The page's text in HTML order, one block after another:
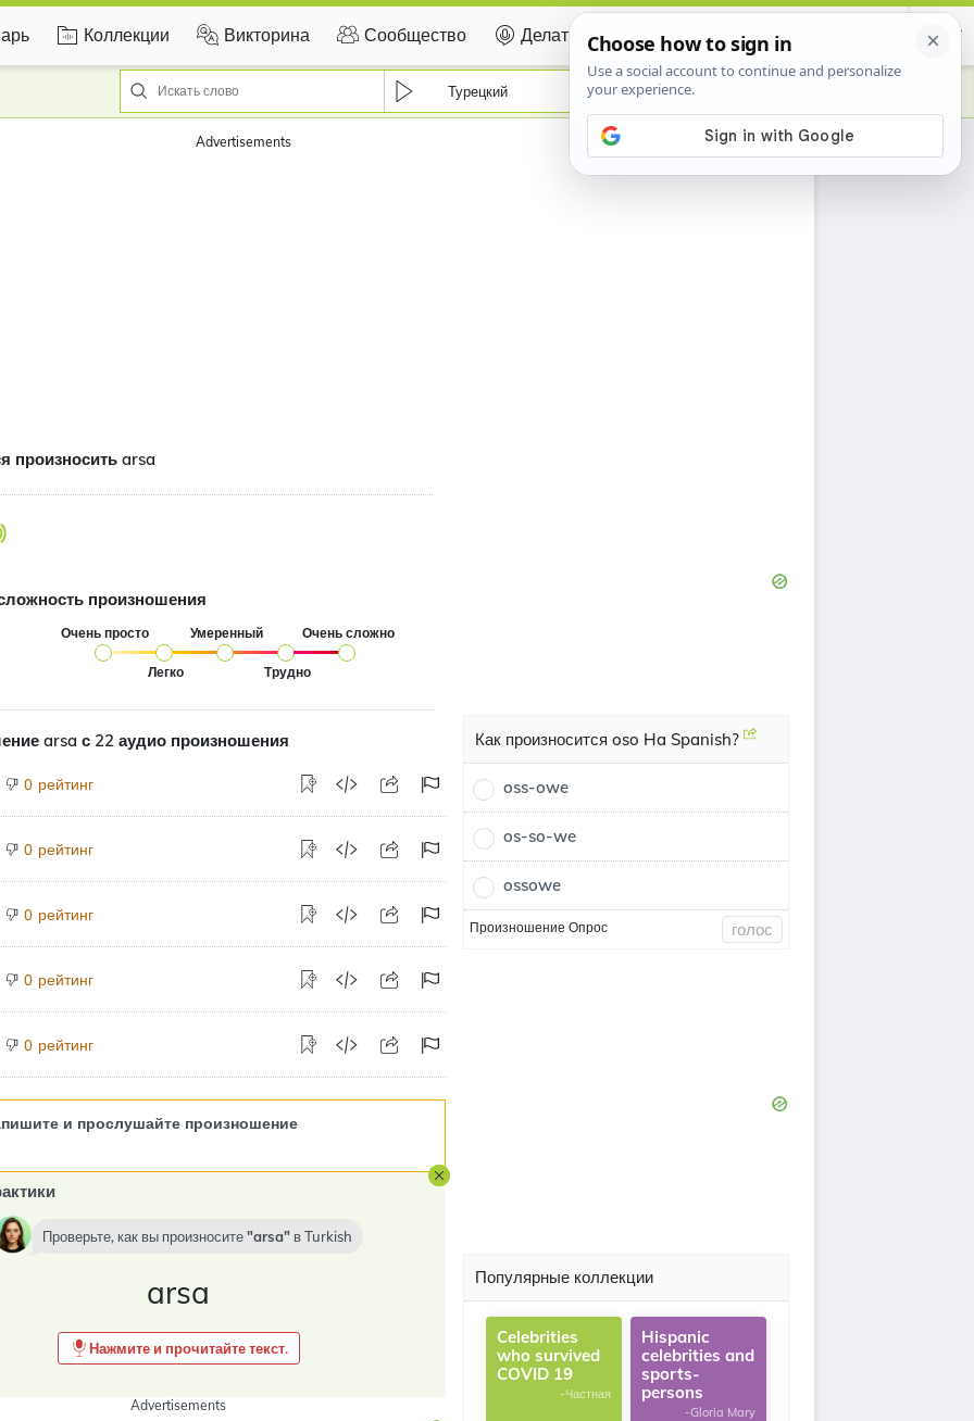
Коллекции Викторина Сообщество Делать вклад Certificate
Турецкий
Advertisements
произносить arsa
произношения
Очень просто
Легко
Умеренный
Трудно
Очень сложно
arsa с 22 аудио произношения
0 рейтинг
0 рейтинг
0 рейтинг
0 рейтинг
0 рейтинг
и прослушайте произношение
Проверьте, как вы произносите arsa вTurkish
arsa
Нажмите и прочитайте текст.
Advertisements
Как произносится oso Ha Spanish?
oss-owe
os-so-we
ossowe
Произношение Опрос голос
Популярные коллекции
Celebrities
who survived
COVID 19
-Частная
Hispanic
celebrities and
sports-
persons
-Gloria Mary